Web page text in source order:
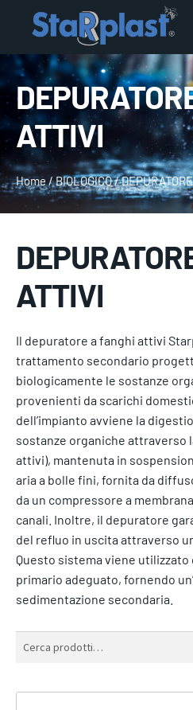
ATTIVI
Home/BIOLOGICO/
ATTIVI
Il depuratore a fanghi attivi
trattamento secondario
biologicamente le sostanze
provenienti da scarichi
dell’impianto avviene la
sostanze organiche attraverso
attivi), mantenuta in
aria a bolle fini, fornita da
da un compressore a
canali. Inoltre, il depuratore
del refluo in uscita attraverso
Questo sistema viene
primario adeguato, fornendo
sedimentazione secondaria.